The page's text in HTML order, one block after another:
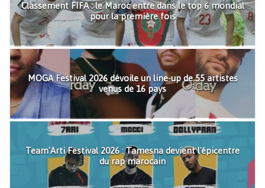
Classement FIFA : le Maroc entre dans le top 6 mondial
pour la première fois
MOGA Festival 2026 dévoile un line-up de 55 artistes
venus de 16 pays
Team'Arti Festival 2026 : Tamesna devient l'épicentre
du rap marocain